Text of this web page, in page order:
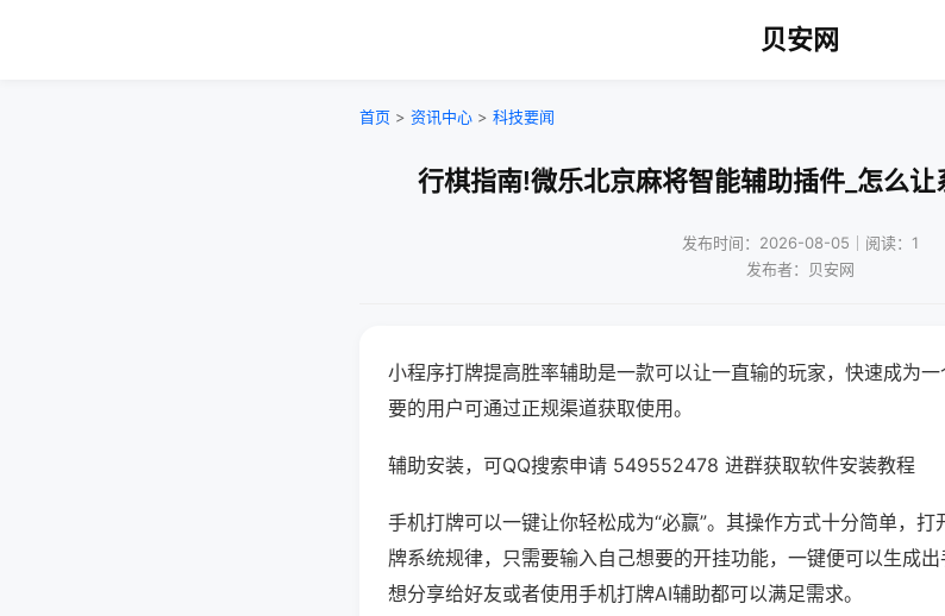
贝安网
首页 > 资讯中心 > 科技要闻
行棋指南!微乐北京麻将智能辅助插件_怎么
发布时间：2026-08-05｜阅读：1
发布者：贝安网
小程序打牌提高胜率辅助是一款可以让一直输的玩家，快速成为
要的用户可通过正规渠道获取使用。
辅助安装，可QQ搜索申请 549552478 进群获取软件安装教程
手机打牌可以一键让你轻松成为“必赢”。其操作方式十分简单，
牌系统规律，只需要输入自己想要的开挂功能，一键便可以生成
想分享给好友或者使用手机打牌AI辅助都可以满足需求。